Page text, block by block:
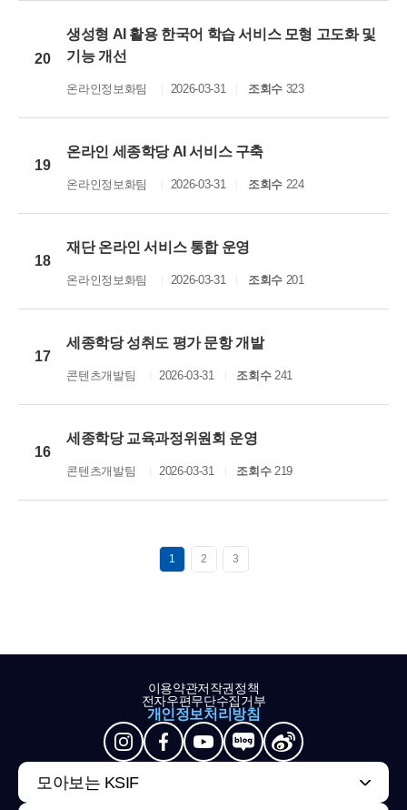
20
생성형 AI 활용 한국어 학습 서비스 모형 고도화 및
기능 개선
온라인정보화팀 2026-03-31 조회수 323
19
온라인 세종학당 AI 서비스 구축
온라인정보화팀 2026-03-31 조회수 224
18
재단 온라인 서비스 통합 운영
온라인정보화팀 2026-03-31 조회수 201
17
세종학당 성취도 평가 문항 개발
콘텐츠개발팀 2026-03-31 조회수241
16
세종학당 교육과정위원회 운영
콘텐츠개발팀 2026-03-31 조회수219
1 2 3
이용약관저작권정책
전자우편무단수집거부
개인정보처리방침
모아보는 KSIF